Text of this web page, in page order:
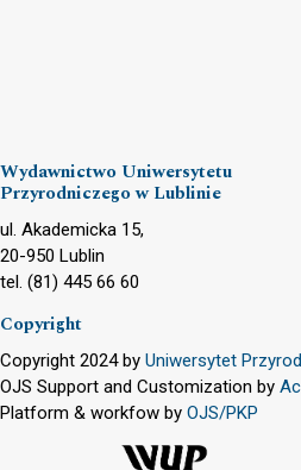
Wydawnictwo Uniwersytetu
Przyrodniczego w Lublinie
ul. Akademicka 15,
20-950 Lublin
tel. (81) 445 66 60
Copyright
Copyright 2024 by Uniwersytet
OJS Support and Customization by
Platform & workfow by OJS/PKP